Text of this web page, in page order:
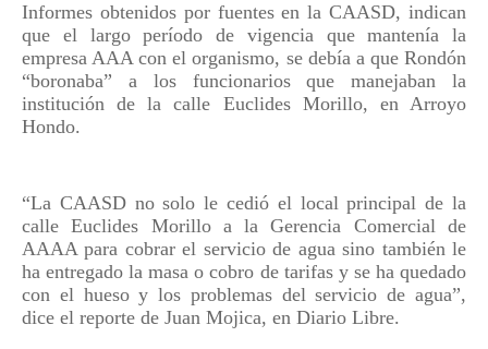
Informes obtenidos por fuentes en la CAASD, indican
que el largo período de vigencia que mantenía la
empresa AAA con el organismo, se debía a que Rondón
“boronaba” a los funcionarios que manejaban la
institución de la calle Euclides Morillo, en Arroyo
Hondo.
“La CAASD no solo le cedió el local principal de la
calle Euclides Morillo a la Gerencia Comercial de
AAAA para cobrar el servicio de agua sino también le
ha entregado la masa o cobro de tarifas y se ha quedado
con el hueso y los problemas del servicio de agua”,
dice el reporte de Juan Mojica, en Diario Libre.